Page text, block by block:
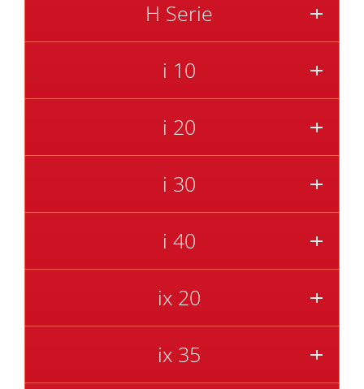
H Serie
i 10
i 20
i 30
i 40
ix 20
ix 35